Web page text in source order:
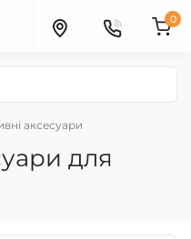
0
аксесуари
для